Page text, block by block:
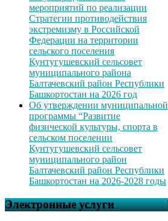
мероприятий по реализации
Стратегии противодействия
экстремизму в Российской
Федерации на территории
сельского поселения
Кунтугушевский сельсовет
муниципального района
Балтачевский район Республики
Башкортостан на 2026 год
Об утверждении муниципальной
программы “Развитие
физической культуры, спорта в
сельском поселении
Кунтугушевский сельсовет
муниципального район
Балтачевский район Республики
Башкортостан на 2026-2028 годы
Электронные услуги